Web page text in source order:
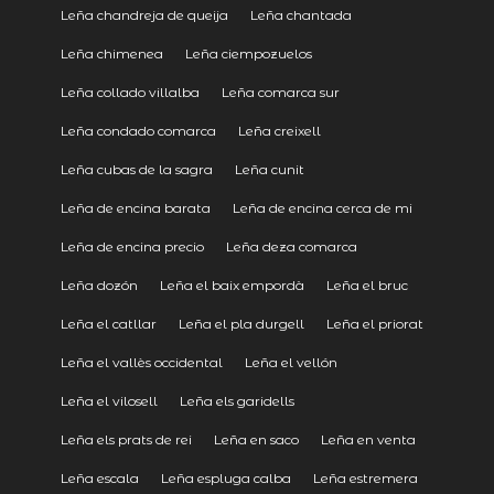
Leña chandreja de queija Leña chantada
Leña chimenea Leña ciempozuelos
Leña collado villalba Leña comarca sur
Leña condado comarca Leña creixell
Leña cubas de la sagra Leña cunit
Leña de encina barata Leña de encina cerca de mi
Leña de encina precio Leña deza comarca
Leña dozón Leña el baix empordà Leña el bruc
Leña el catllar Leña el pla durgell Leña el priorat
Leña el vallès occidental Leña el vellón
Leña el vilosell Leña els garidells
Leña els prats de rei Leña en saco Leña en venta
Leña escala Leña espluga calba Leña estremera